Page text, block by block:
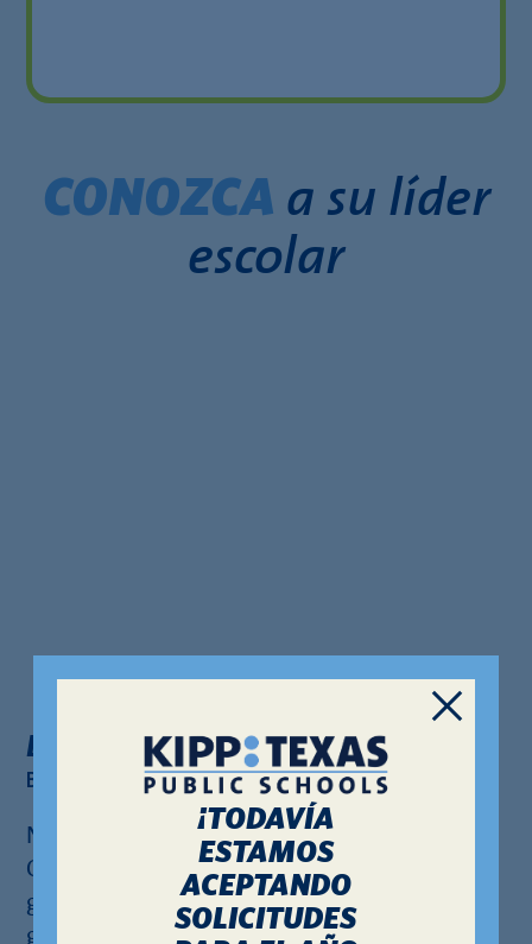
¡TODAVÍA
ESTAMOS
ACEPTANDO
SOLICITUDES
CONOZCA a su líder
escolar
Brittany Cormack
Brittany.Cormack@kipptexas.org
Nacida y criada en Miami, Florida, la Sra.
Cormack es una estadounidense de primera
generación y la primera en su familia en
graduarse de la universidad—un reflejo del